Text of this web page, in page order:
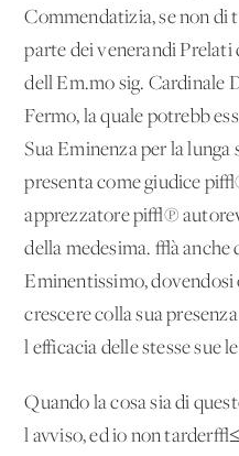
Commendatizia, se non
parte dei venerandi Prelati
dell'Em.mo sig. Cardinale
Fermo, la quale
Sua Eminenza per la
presenta come giudice
apprezzatore pi√π
della medesima. √à anche
Eminentissimo, dovendosi
crescere colla sua
l'efficacia delle stesse sue
Quando la cosa sia di
l'avviso, ed io non